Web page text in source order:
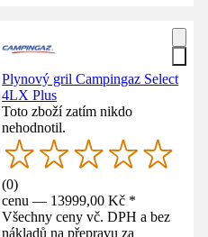
Plynový gril Campingaz Select
4LX Plus
Toto zboží zatím nikdo
nehodnotil.
(0)
cenu — 13999,00 Kč *
Všechny ceny vč. DPH a bez
nákladů na přepravu za